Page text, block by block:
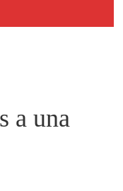
a una